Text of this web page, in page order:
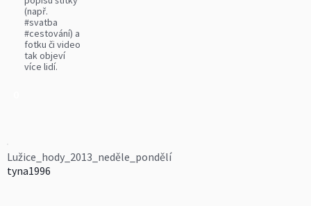
(např.
#svatba
#cestování) a
fotku či video
tak objeví
více lidí.
Lužice_hody_2013_neděle_pondělí
tyna1996